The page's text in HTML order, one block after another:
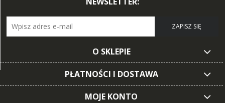
ZAPISZ SIĘ
O SKLEPIE
PŁATNOŚCI I DOSTAWA
MOJE KONTO